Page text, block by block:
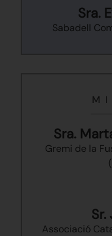
Sra.
Sabadell
Sra.
Gremi de la
Sr.
Associació